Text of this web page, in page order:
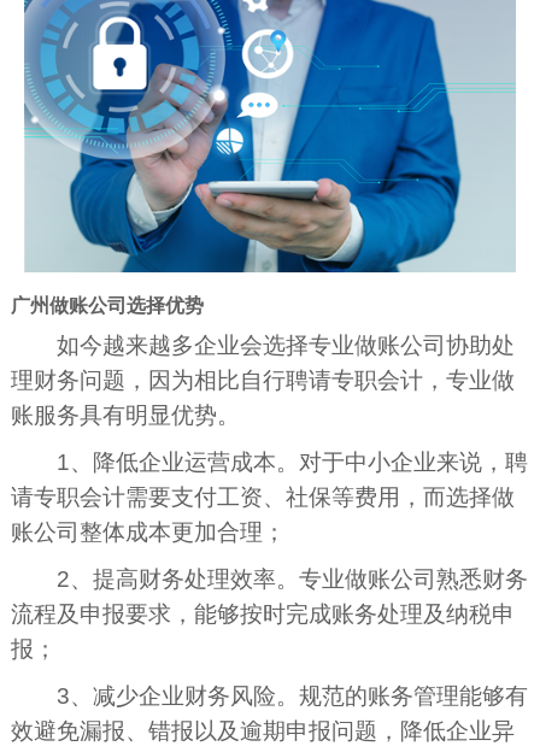
广州做账公司选择优势
如今越来越多企业会选择专业做账公司协助处
理财务问题，因为相比自行聘请专职会计，专业做
账服务具有明显优势。
1、降低企业运营成本。对于中小企业来说，聘
请专职会计需要支付工资、社保等费用，而选择做
账公司整体成本更加合理；
2、提高财务处理效率。专业做账公司熟悉财务
流程及申报要求，能够按时完成账务处理及纳税申
报；
3、减少企业财务风险。规范的账务管理能够有
效避免漏报、错报以及逾期申报问题，降低企业异